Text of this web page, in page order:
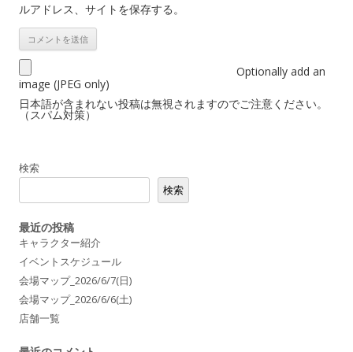
ルアドレス、サイトを保存する。
Optionally add an
image (JPEG only)
日本語が含まれない投稿は無視されますのでご注意ください。
（スパム対策）
検索
検索
最近の投稿
キャラクター紹介
イベントスケジュール
会場マップ_2026/6/7(日)
会場マップ_2026/6/6(土)
店舗一覧